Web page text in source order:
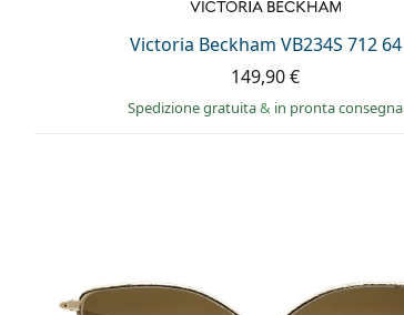
Victoria Beckham VB234S 712 64
149,90 €
Spedizione gratuita& in pronta consegna